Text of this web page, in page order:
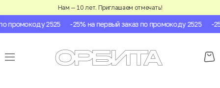
Нам — 10 лет. Приглашаем отмечать!
2525 -25% на первый заказ по промокоду 2525 -25%